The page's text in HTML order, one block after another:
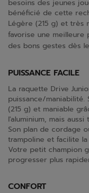
besoins des jeunes
bénéficié de cette
Légère (215 g) et très
favorise une meilleure
des bons gestes dès
PUISSANCE FACILE
La raquette Drive
puissance/
(215 g) et maniable
l'aluminium, mais
Son plan de cordage
trampoline et facilite
Votre petit champion
progresser plus
CONFORT